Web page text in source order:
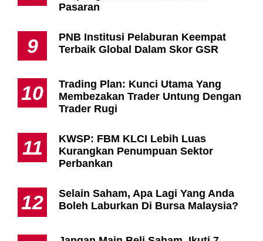
Pasaran
9
PNB Institusi Pelaburan Keempat
Terbaik Global Dalam Skor GSR
10
Trading Plan: Kunci Utama Yang
Membezakan Trader Untung Dengan
Trader Rugi
11
KWSP: FBM KLCI Lebih Luas
Kurangkan Penumpuan Sektor
Perbankan
12
Selain Saham, Apa Lagi Yang Anda
Boleh Laburkan Di Bursa Malaysia?